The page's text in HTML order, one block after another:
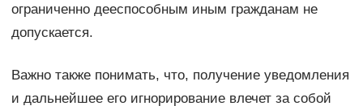
ограниченно дееспособным иным гражданам не
допускается.
Важно также понимать, что, получение уведомления
и дальнейшее его игнорирование влечет за собой